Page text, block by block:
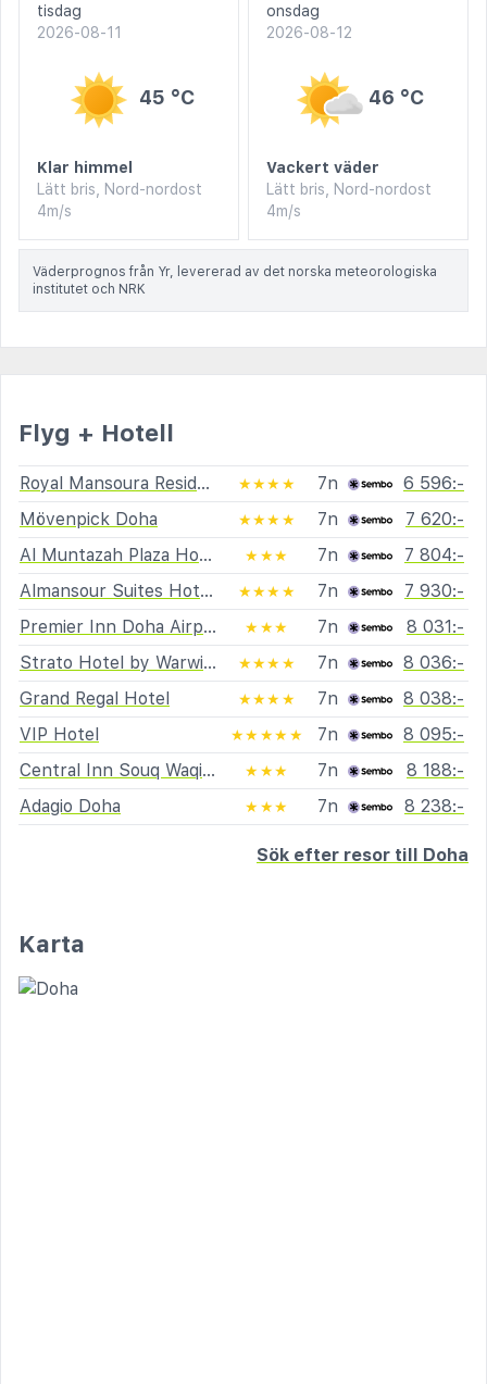
tisdag
2026-08-11
45 °C
Klar himmel
Lätt bris, Nord-nordost
4m/s
onsdag
2026-08-12
46 °C
Vackert väder
Lätt bris, Nord-nordost
4m/s
Väderprognos från Yr, levererad av det norska meteorologiska
institutet och NRK
Flyg + Hotell
Royal Mansoura Residence Hotel ★★★★ 7n
6 596:-
Mövenpick Doha
★★★★ 7n
7 620:-
Al Muntazah Plaza Hotell
★★★ 7n
7 804:-
Almansour Suites Hotel Doha
★★★★ 7n
7 930:-
Premier Inn Doha Airport Hotel
★★★ 7n
8 031:-
Strato Hotel by Warwick
★★★★ 7n
8 036:-
Grand Regal Hotel
★★★★ 7n
8 038:-
VIP Hotel
★★★★★ 7n
8 095:-
Central Inn Souq Waqif, Doha
★★★ 7n
8 188:-
Adagio Doha
★★★ 7n 8 238:-
Sök efter resor till Doha
Karta